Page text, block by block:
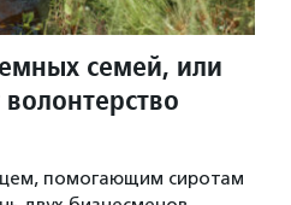
семей, или
помогающим сиротам